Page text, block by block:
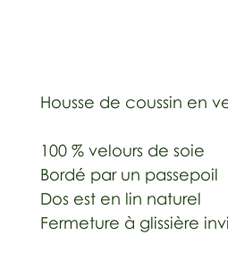
Housse de coussin en
100 % velours de soie
Bordé par un passepoil
Dos est en lin naturel
Fermeture à glissière